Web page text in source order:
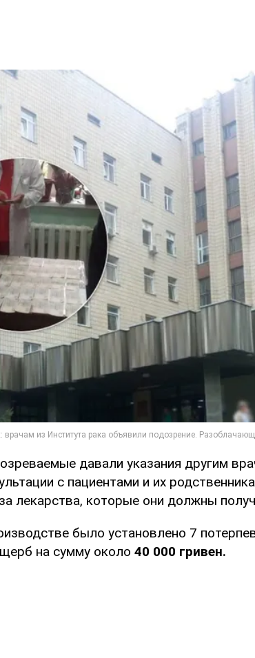
давали указания другим
с пациентами и их
лекарства, которые они должны
было установлено 7
на сумму около 40 000 гривен.